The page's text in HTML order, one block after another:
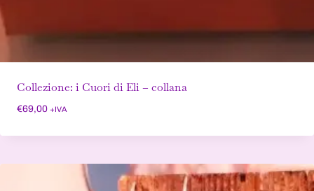
Collezione: i Cuori di Eli – collana
€69,00 +IVA